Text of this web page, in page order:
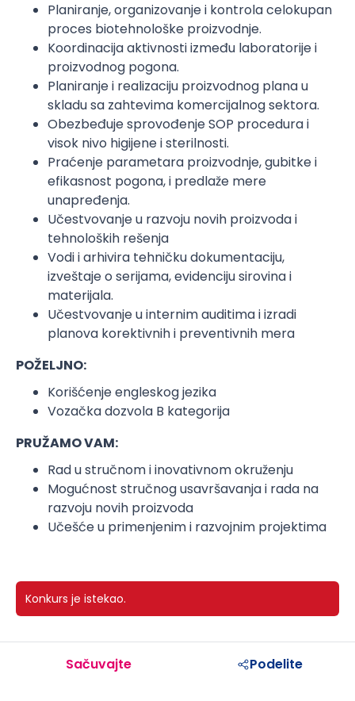
Planiranje, organizovanje i kontrola celokupan
proces biotehnološke proizvodnje.
Koordinacija aktivnosti između laboratorije i
proizvodnog pogona.
Planiranje i realizaciju proizvodnog plana u
skladu sa zahtevima komercijalnog sektora.
Obezbeđuje sprovođenje SOP procedura i
visok nivo higijene i sterilnosti.
Praćenje parametara proizvodnje, gubitke i
efikasnost pogona, i predlaže mere
unapređenja.
Učestvovanje u razvoju novih proizvoda i
tehnoloških rešenja
Vodi i arhivira tehničku dokumentaciju,
izveštaje o serijama, evidenciju sirovina i
materijala.
Učestvovanje u internim auditima i izradi
planova korektivnih i preventivnih mera
POŽELJNO:
Korišćenje engleskog jezika
Vozačka dozvola B kategorija
PRUŽAMO VAM:
Rad u stručnom i inovativnom okruženju
Mogućnost stručnog usavršavanja i rada na
razvoju novih proizvoda
Učešće u primenjenim i razvojnim projektima
Konkurs je istekao.
Sačuvajte Podelite